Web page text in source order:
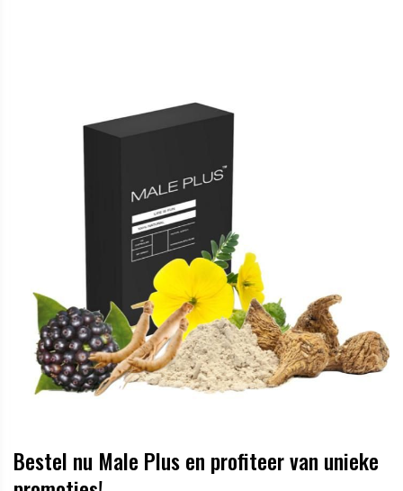
Bestel nu Male Plus en profiteer van unieke